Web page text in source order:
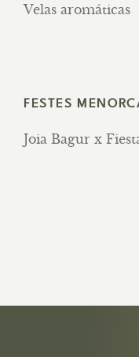
Velas aromáticas
FESTES
Joia Bagur x